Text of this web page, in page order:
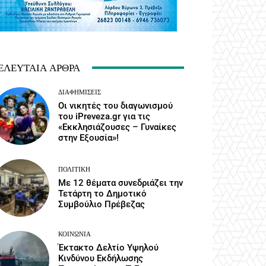
ΆΡΘΡΑ
ΔΙΑΦΗΜΊΣΕΙΣ
Οι νικητές του διαγωνισμού
του iPreveza.gr για τις
«Εκκλησιάζουσες – Γυναίκες
στην Εξουσία»!
ΠΟΛΙΤΙΚΉ
Με 12 θέματα συνεδριάζει την
Τετάρτη το Δημοτικό
Συμβούλιο Πρέβεζας
ΚΟΙΝΩΝΙΑ
Έκτακτο Δελτίο Υψηλού
Κινδύνου Εκδήλωσης